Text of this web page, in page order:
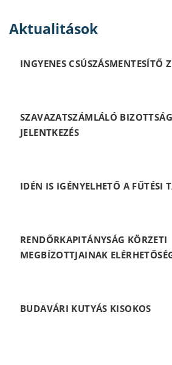
Aktualitások
INGYENES CSÚSZÁSMENTESÍTŐ
SZAVAZATSZÁMLÁLÓ
JELENTKEZÉS
IDÉN IS IGÉNYELHETŐ A FŰTÉSI
RENDŐRKAPITÁNYSÁG KÖRZETI
MEGBÍZOTTJAINAK
BUDAVÁRI KUTYÁS KISOKOS